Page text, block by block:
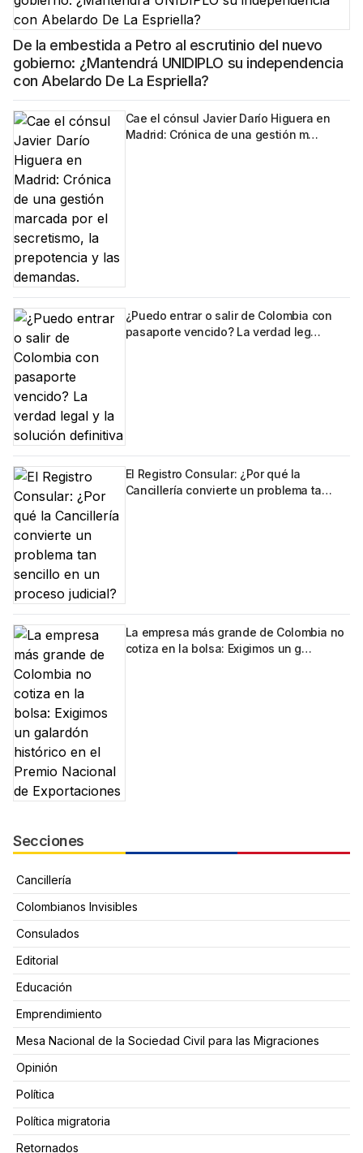
De la embestida a Petro al escrutinio del nuevo
gobierno: ¿Mantendrá UNIDIPLO su independencia
con Abelardo De La Espriella?
Cae el cónsul Javier Darío Higuera en
Madrid: Crónica de una gestión m…
¿Puedo entrar o salir de Colombia con
pasaporte vencido? La verdad leg…
El Registro Consular: ¿Por qué la
Cancillería convierte un problema ta…
La empresa más grande de Colombia no
cotiza en la bolsa: Exigimos un g…
Secciones
Cancillería
Colombianos Invisibles
Consulados
Editorial
Educación
Emprendimiento
Mesa Nacional de la Sociedad Civil para las Migraciones
Opinión
Política
Política migratoria
Retornados